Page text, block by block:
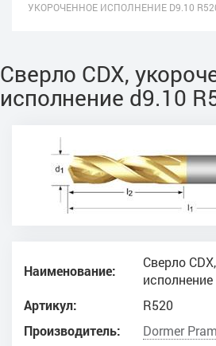
УКОРОЧЕННОЕ ИСПОЛНЕНИЕ D9.10
Сверло CDX,
исполнение d9.10
Наименование:
Сверло
Артикул:
R520
Производитель:
Dоrmer